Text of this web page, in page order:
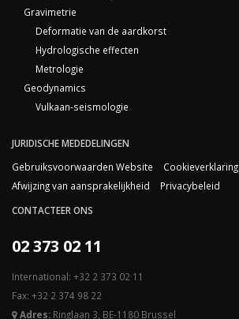
Gravimetrie
Deformatie van de aardkorst
Hydrologische effecten
Metrologie
Geodynamics
Vulkaan-seismologie
JURIDISCHE MEDEDELINGEN
Gebruiksvoorwaarden Website
Cookieverklaring
Afwijzing van aansprakelijkheid
Privacybeleid
CONTACTEER ONS
02 373 02 11
International: +32 2 373 02 11
Fax: +32 2 374 98 22
Adres: Ringlaan 3, BE-1180 Brussel